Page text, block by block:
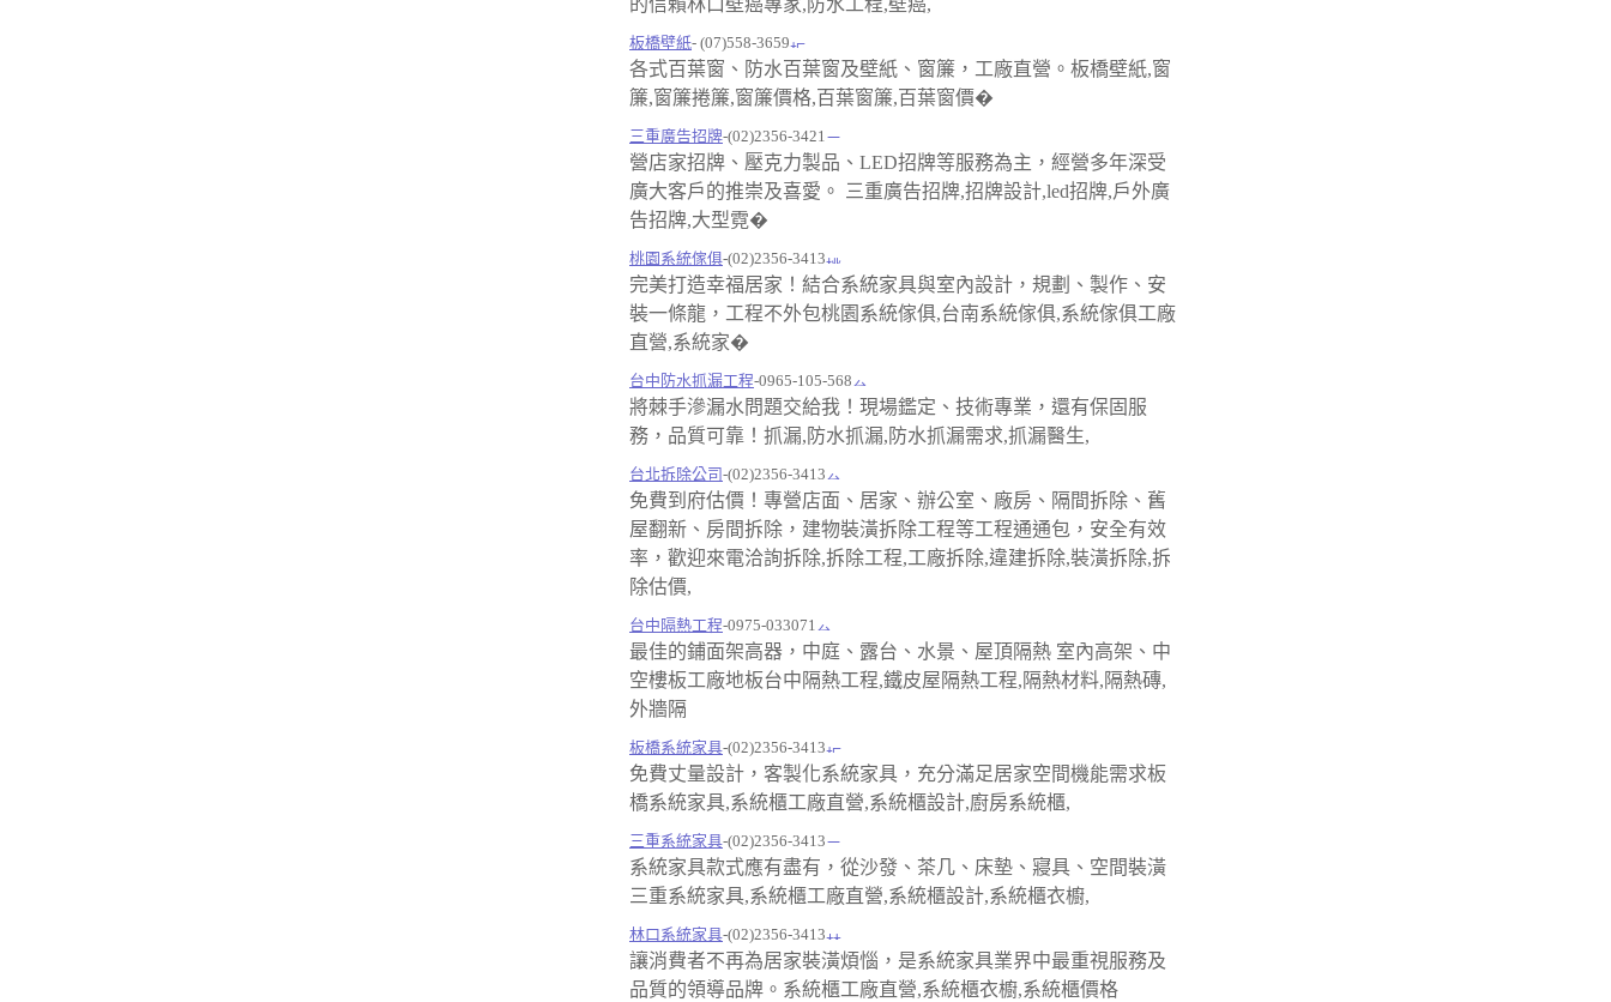
的信賴林口壁癌專家,防水工程,壁癌,
板橋壁紙- (07)558-3659
各式百葉窗、防水百葉窗及壁紙、窗簾，工廠直營。板橋壁紙,窗
簾,窗簾捲簾,窗簾價格,百葉窗簾,百葉窗價�
三重廣告招牌-(02)2356-3421
營店家招牌、壓克力製品、LED招牌等服務為主，經營多年深受
廣大客戶的推崇及喜愛。 三重廣告招牌,招牌設計,led招牌,戶外廣
告招牌,大型霓�
桃園系統傢俱-(02)2356-3413
完美打造幸福居家！結合系統家具與室內設計，規劃、製作、安
裝一條龍，工程不外包桃園系統傢俱,台南系統傢俱,系統傢俱工廠
直營,系統家�
台中防水抓漏工程-0965-105-568
將棘手滲漏水問題交給我！現場鑑定、技術專業，還有保固服
務，品質可靠！抓漏,防水抓漏,防水抓漏需求,抓漏醫生,
台北拆除公司-(02)2356-3413
免費到府估價！專營店面、居家、辦公室、廠房、隔間拆除、舊
屋翻新、房間拆除，建物裝潢拆除工程等工程通通包，安全有效
率，歡迎來電洽詢拆除,拆除工程,工廠拆除,違建拆除,裝潢拆除,拆
除估價,
台中隔熱工程-0975-033071
最佳的鋪面架高器，中庭、露台、水景、屋頂隔熱 室內高架、中
空樓板工廠地板台中隔熱工程,鐵皮屋隔熱工程,隔熱材料,隔熱磚,
外牆隔
板橋系統家具-(02)2356-3413
免費丈量設計，客製化系統家具，充分滿足居家空間機能需求板
橋系統家具,系統櫃工廠直營,系統櫃設計,廚房系統櫃,
三重系統家具-(02)2356-3413
系統家具款式應有盡有，從沙發、茶几、床墊、寢具、空間裝潢
三重系統家具,系統櫃工廠直營,系統櫃設計,系統櫃衣櫥,
林口系統家具-(02)2356-3413
讓消費者不再為居家裝潢煩惱，是系統家具業界中最重視服務及
品質的領導品牌。系統櫃工廠直營,系統櫃衣櫥,系統櫃價格